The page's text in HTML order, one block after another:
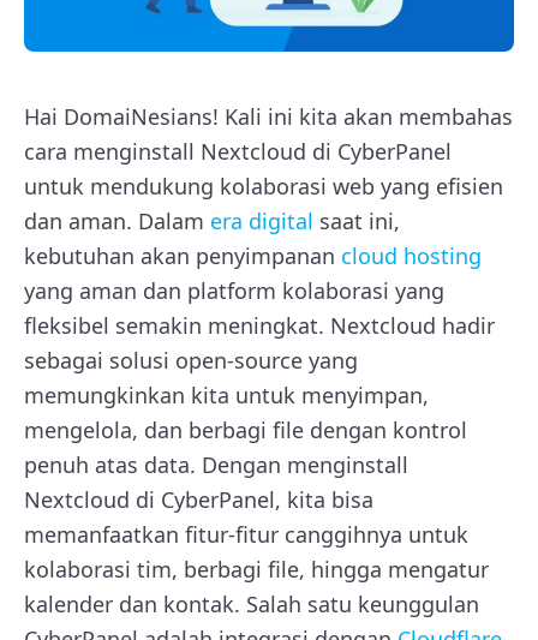
Hai DomaiNesians! Kali ini kita akan membahas
cara menginstall Nextcloud di CyberPanel
untuk mendukung kolaborasi web yang efisien
dan aman. Dalam era digital saat ini,
kebutuhan akan penyimpanan cloud hosting
yang aman dan platform kolaborasi yang
fleksibel semakin meningkat. Nextcloud hadir
sebagai solusi open-source yang
memungkinkan kita untuk menyimpan,
mengelola, dan berbagi file dengan kontrol
penuh atas data. Dengan menginstall
Nextcloud di CyberPanel, kita bisa
memanfaatkan fitur-fitur canggihnya untuk
kolaborasi tim, berbagi file, hingga mengatur
kalender dan kontak. Salah satu keunggulan